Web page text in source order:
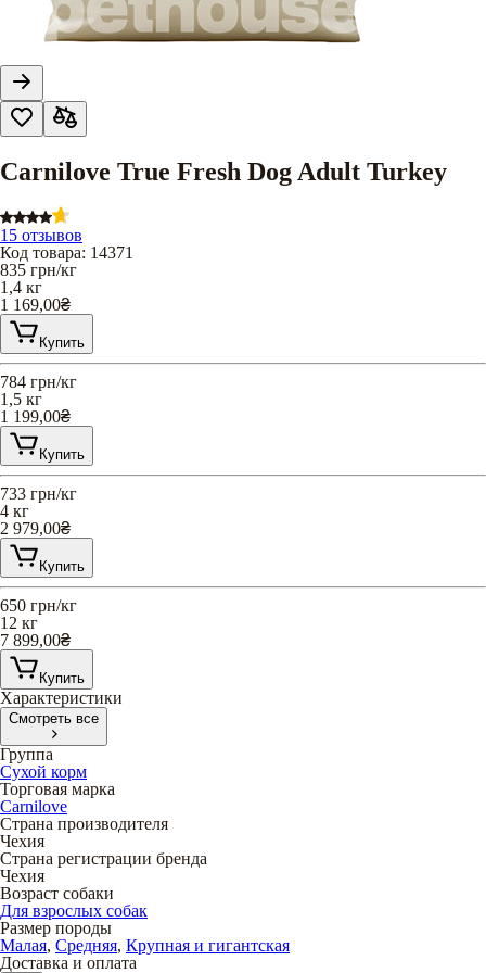
Carnilove True Fresh Dog Adult Turkey
15 отзывов
Код товара: 14371
835 грн/кг
1,4 кг
1 169,00₴
Купить
784 грн/кг
1,5 кг
1 199,00₴
Купить
733 грн/кг
4 кг
2 979,00₴
Купить
650 грн/кг
12 кг
7 899,00₴
Купить
Характеристики
Смотреть все
Группа
Сухой корм
Торговая марка
Carnilove
Страна производителя
Чехия
Страна регистрации бренда
Чехия
Возраст собаки
Для взрослых собак
Размер породы
Малая, Средняя, Крупная и гигантская
Доставка и оплата